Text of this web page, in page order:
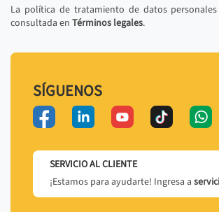
La política de tratamiento de datos
consultada en Términos legales.
SÍGUENOS
SERVICIO AL CLIENTE
¡Estamos para ayudarte! Ingresa a